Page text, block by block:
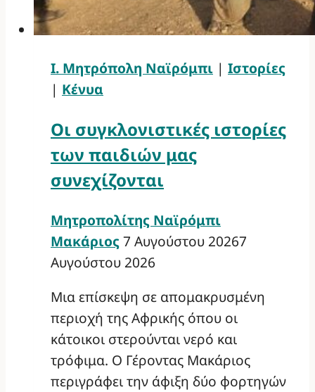
Ι. Μητρόπολη Ναϊρόμπι | Ιστορίες
| Κένυα
Οι συγκλονιστικές ιστορίες
των παιδιών μας
συνεχίζονται
Μητροπολίτης Ναϊρόμπι
Μακάριος 7 Αυγούστου 20267
Αυγούστου 2026
Μια επίσκεψη σε απομακρυσμένη
περιοχή της Αφρικής όπου οι
κάτοικοι στερούνται νερό και
τρόφιμα. Ο Γέροντας Μακάριος
περιγράφει την άφιξη δύο φορτηγών